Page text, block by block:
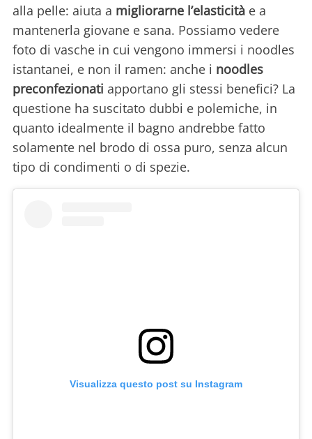
alla pelle: aiuta a migliorarne l’elasticità e a
mantenerla giovane e sana. Possiamo vedere
foto di vasche in cui vengono immersi i noodles
istantanei, e non il ramen: anche i noodles
preconfezionati apportano gli stessi benefici? La
questione ha suscitato dubbi e polemiche, in
quanto idealmente il bagno andrebbe fatto
solamente nel brodo di ossa puro, senza alcun
tipo di condimenti o di spezie.
Visualizza questo post su Instagram